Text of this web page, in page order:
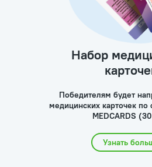
Набор
Победителям будет
медицинских карточек по
MEDCARDS
Узнать